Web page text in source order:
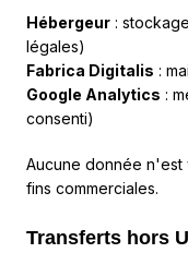
Hébergeur :
légales)
Fabrica Digitalis :
Google Analytics :
consenti)
Aucune donnée n'est
fins commerciales.
Transferts hors